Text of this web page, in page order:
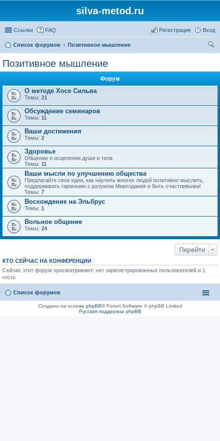
silva-metod.ru
Ссылки FAQ Вход
Регистрация
Список форумов
Позитивное мышление
Позитивное мышление
Форум
О методе Хосе Сильва
Темы: 21
Обсуждение семинаров
Темы: 11
Ваши достижения
Темы: 2
Здоровье
Общение о исцелении души и тела
Темы: 11
Ваши мысли по улучшению общества
Предлагайте свои идеи, как научить многих людей позитивно мыслить,
поддерживать гармонию с разумом Мироздания и быть счастливыми!
Темы: 7
Восхождение на Эльбрус
Темы: 1
Вольное общение
Темы: 24
Перейти
КТО СЕЙЧАС НА КОНФЕРЕНЦИИ
Сейчас этот форум просматривают: нет зарегистрированных пользователей и 1
гость
Список форумов
Создано на основе phpBB® Forum Software © phpBB Limited
Русская поддержка phpBB